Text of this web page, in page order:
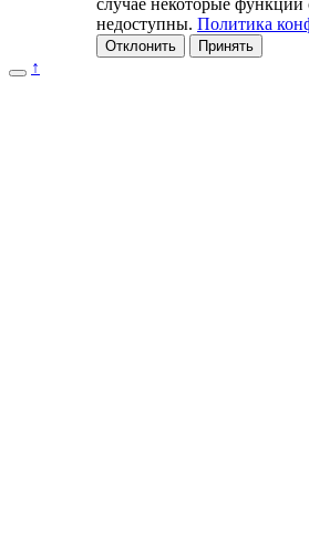
случае некоторые функции
недоступны. Политика
Отклонить Принять
↑